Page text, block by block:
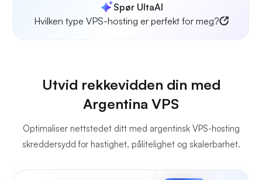
Spør UltaAI
Hvilken type VPS-hosting er perfekt for meg?
Utvid rekkevidden din med
Argentina VPS
Optimaliser nettstedet ditt med argentinsk VPS-hosting
skreddersydd for hastighet, pålitelighet og skalerbarhet.